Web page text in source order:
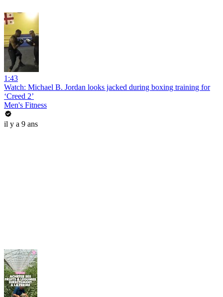
1:43
Watch: Michael B. Jordan looks jacked during boxing training for
‘Creed 2’
Men's Fitness
il y a 9 ans